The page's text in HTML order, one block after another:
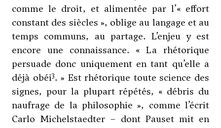
comme le droit, et alimentée par l’« effort
constant des siècles », oblige au langage et au
temps communs, au partage. L’enjeu y est
encore une connaissance. « La rhétorique
persuade donc uniquement en tant qu’elle a
déjà obéi3. » Est rhétorique toute science des
signes, pour la plupart répétés, « débris du
naufrage de la philosophie », comme l’écrit
Carlo Michelstaedter – dont Pauset mit en